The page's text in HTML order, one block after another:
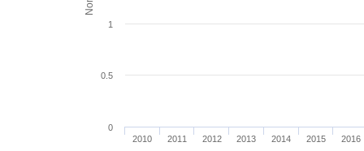
2010 2011 2012 2013 2014 2015 2016
0
0.5
1